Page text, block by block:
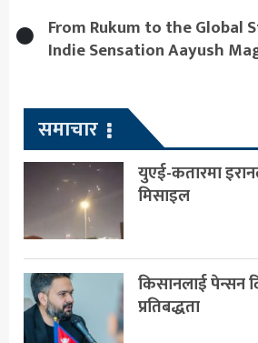
From Rukum to the Global
Indie Sensation Aayush
समाचार
युएई-कतारमा
मिसाइल
किसानलाई पेन्सन
प्रतिबद्धता